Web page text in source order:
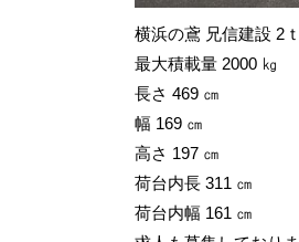
横浜の鳶 兄信建設 2
最大積載量 2000 ㎏
長さ 469 ㎝
幅 169 ㎝
高さ 197 ㎝
荷台内長 311 ㎝
荷台内幅 161 ㎝